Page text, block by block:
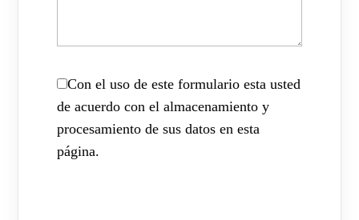
Con el uso de este formulario esta usted
de acuerdo con el almacenamiento y
procesamiento de sus datos en esta
página.